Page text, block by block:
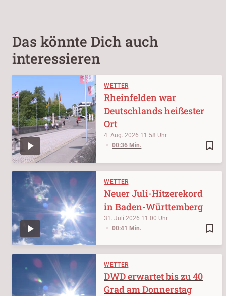
Das könnte Dich auch
interessieren
WETTER
bookmark_border
4. Aug. 2026 11:58
00:36 Min.
Rheinfelden war
Deutschlands heißester
Ort
WETTER
bookmark_border
31. Juli 2026 11:00
00:41 Min.
Neuer Juli-Hitzerekord
in Baden-Württemberg
WETTER
DWD erwartet bis zu 40
Grad am Donnerstag